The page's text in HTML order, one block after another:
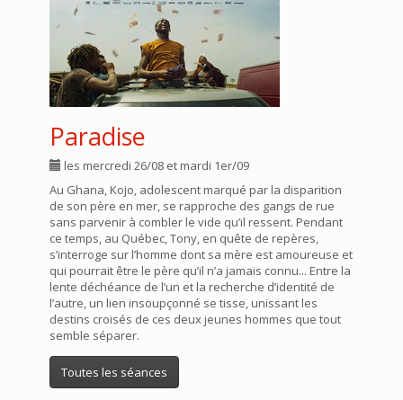
Paradise
les mercredi 26/08 et mardi 1er/09
Au Ghana, Kojo, adolescent marqué par la disparition
de son père en mer, se rapproche des gangs de rue
sans parvenir à combler le vide qu’il ressent. Pendant
ce temps, au Québec, Tony, en quête de repères,
s’interroge sur l’homme dont sa mère est amoureuse et
qui pourrait être le père qu’il n’a jamais connu... Entre la
lente déchéance de l’un et la recherche d’identité de
l’autre, un lien insoupçonné se tisse, unissant les
destins croisés de ces deux jeunes hommes que tout
semble séparer.
Toutes les séances